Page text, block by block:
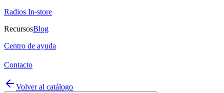
Radios In-store
RecursosBlog
Centro de ayuda
Contacto
Volver al catálogo